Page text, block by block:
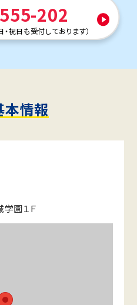
202
・祝日も受付しております）
本情報
学園１Ｆ